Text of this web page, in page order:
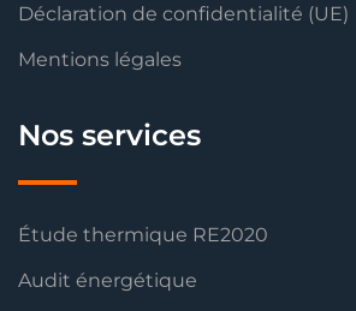
Déclaration de confidentialité (UE)
Mentions légales
Nos services
Étude thermique RE2020
Audit énergétique